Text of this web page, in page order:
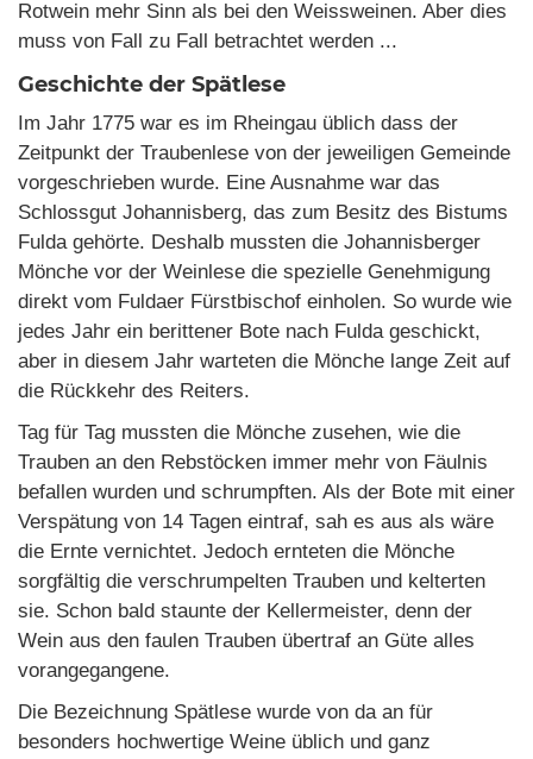
Rotwein mehr Sinn als bei den Weissweinen. Aber dies
muss von Fall zu Fall betrachtet werden ...
Geschichte der Spätlese
Im Jahr 1775 war es im Rheingau üblich dass der
Zeitpunkt der Traubenlese von der jeweiligen Gemeinde
vorgeschrieben wurde. Eine Ausnahme war das
Schlossgut Johannisberg, das zum Besitz des Bistums
Fulda gehörte. Deshalb mussten die Johannisberger
Mönche vor der Weinlese die spezielle Genehmigung
direkt vom Fuldaer Fürstbischof einholen. So wurde wie
jedes Jahr ein berittener Bote nach Fulda geschickt,
aber in diesem Jahr warteten die Mönche lange Zeit auf
die Rückkehr des Reiters.
Tag für Tag mussten die Mönche zusehen, wie die
Trauben an den Rebstöcken immer mehr von Fäulnis
befallen wurden und schrumpften. Als der Bote mit einer
Verspätung von 14 Tagen eintraf, sah es aus als wäre
die Ernte vernichtet. Jedoch ernteten die Mönche
sorgfältig die verschrumpelten Trauben und kelterten
sie. Schon bald staunte der Kellermeister, denn der
Wein aus den faulen Trauben übertraf an Güte alles
vorangegangene.
Die Bezeichnung Spätlese wurde von da an für
besonders hochwertige Weine üblich und ganz